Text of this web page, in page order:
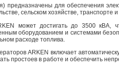
предназначены для обеспечения
сельском хозяйстве, транспорте и
может достигать до 3500 кВА,
оборудованием и системами
расходе топлива.
ARKEN включает
простоев в работе и обеспечить